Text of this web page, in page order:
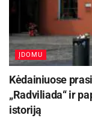
ĮDOMU
Kėdainiuose
„Radviliada“ ir
istoriją